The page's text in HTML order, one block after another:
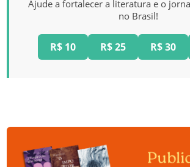
Ajude a fortalecer a literatura e o
no Brasil!
R$ 10 R$ 25 R$ 30